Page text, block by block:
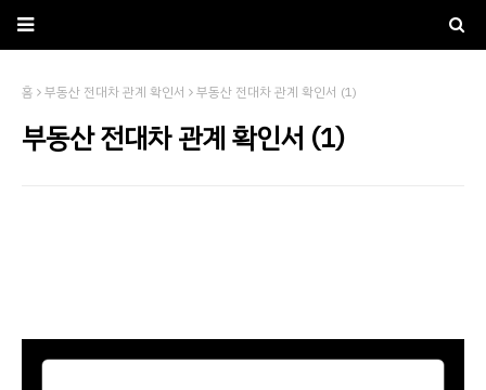
홈 부동산 전대차 관계 확인서 부동산 전대차 관계 확인서 (1)
부동산 전대차 관계 확인서 (1)